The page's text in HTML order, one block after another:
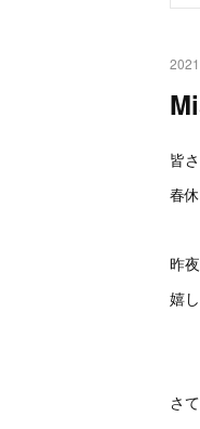
皆
春
昨
嬉
さ